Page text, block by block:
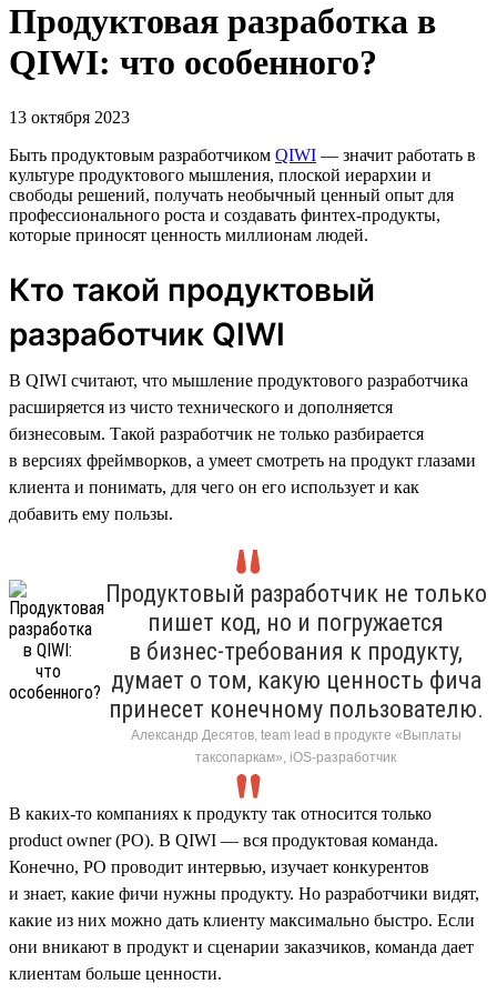
Продуктовая разработка в
QIWI: что особенного?
13 октября 2023
Быть продуктовым разработчиком QIWI — значит работать в
культуре продуктового мышления, плоской иерархии и
свободы решений, получать необычный ценный опыт для
профессионального роста и создавать финтех-продукты,
которые приносят ценность миллионам людей.
Кто такой продуктовый
разработчик QIWI
В QIWI считают, что мышление продуктового разработчика
расширяется из чисто технического и дополняется
бизнесовым. Такой разработчик не только разбирается
в версиях фреймворков, а умеет смотреть на продукт глазами
клиента и понимать, для чего он его использует и как
добавить ему пользы.
Продуктовый разработчик не только
пишет код, но и погружается
в бизнес-требования к продукту,
думает о том, какую ценность фича
принесет конечному пользователю.
Александр Десятов, team lead в продукте «Выплаты
таксопаркам», iOS-разработчик
В каких-то компаниях к продукту так относится только
product owner (PO). В QIWI — вся продуктовая команда.
Конечно, PO проводит интервью, изучает конкурентов
и знает, какие фичи нужны продукту. Но разработчики видят,
какие из них можно дать клиенту максимально быстро. Если
они вникают в продукт и сценарии заказчиков, команда дает
клиентам больше ценности.